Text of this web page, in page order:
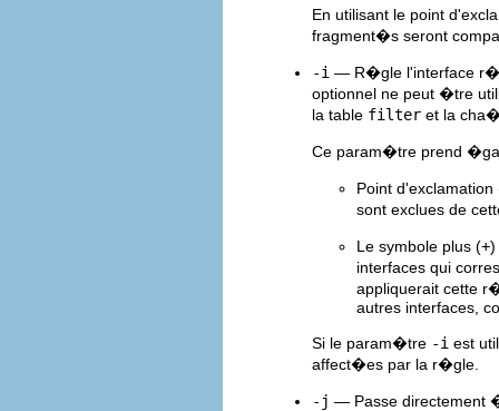
En utilisant le point
fragment�s seront
-i — R�gle l'interface
optionnel ne peut �tre
la table filter et la
Ce param�tre prend
Point d'exclamation
sont exclues de
Le symbole plus (+)
interfaces qui
appliquerait cette
autres interfaces,
Si le param�tre -i est
affect�es par la r�gle.
-j — Passe directement